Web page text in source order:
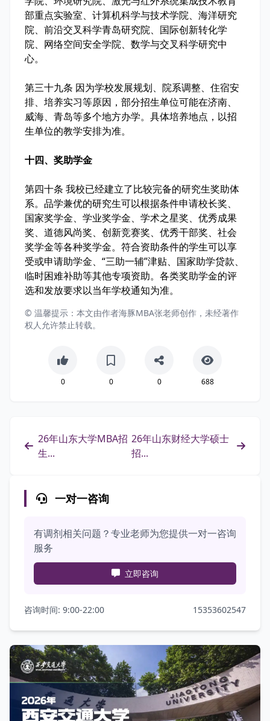
部重点实验室、计算机科学与技术学院、海洋研究
院、前沿交叉科学青岛研究院、国际创新转化学
院、网络空间安全学院、数学与交叉科学研究中
心。
第三十九条 因为学校发展规划、院系调整、住宿安
排、培养实习等原因，部分招生单位可能在济南、
威海、青岛等多个地方办学。具体培养地点，以招
生单位的教学安排为准。
十四、奖助学金
第四十条 我校已经建立了比较完备的研究生奖助体
系。品学兼优的研究生可以根据条件申请校长奖、
国家奖学金、学业奖学金、学术之星奖、优秀成果
奖、道德风尚奖、创新竞赛奖、优秀干部奖、社会
奖学金等各种奖学金。符合资助条件的学生可以享
受或申请助学金、“三助一辅”津贴、国家助学贷款、
临时困难补助等其他专项资助。各类奖助学金的评
选和发放要求以当年学校通知为准。
© 温馨提示：本文由作者海豚MBA张老师创作，未经著作
权人允许禁止转载。
0 0 0 688
26年山东大学MBA招
生...
26年山东财经大学硕士
招...
一对一咨询
有调剂相关问题？专业老师为您提供一对一咨询
服务
立即咨询
咨询时间: 9:00-22:00 15353602547